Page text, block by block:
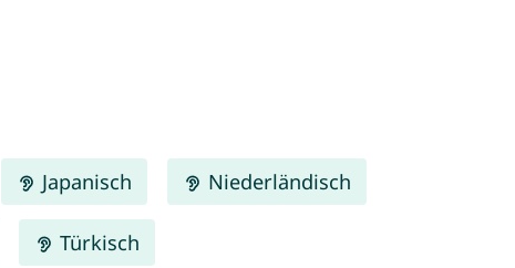
Japanisch Niederländisch
Türkisch